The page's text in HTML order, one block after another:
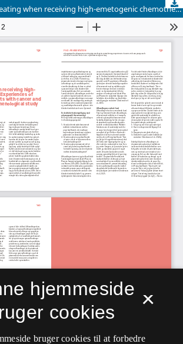
Struggling with eating when receiving high-emetogenic chemotherapy
×
hjemmeside
cookies
bruger cookies til at forbedre